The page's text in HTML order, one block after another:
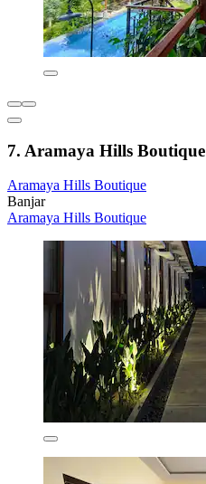
7. Aramaya Hills Boutique
Aramaya Hills Boutique
Banjar
Aramaya Hills Boutique